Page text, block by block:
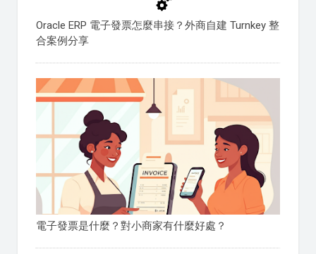
Oracle ERP 電子發票怎麼串接？外商自建 Turnkey 整
合案例分享
電子發票是什麼？對小商家有什麼好處？